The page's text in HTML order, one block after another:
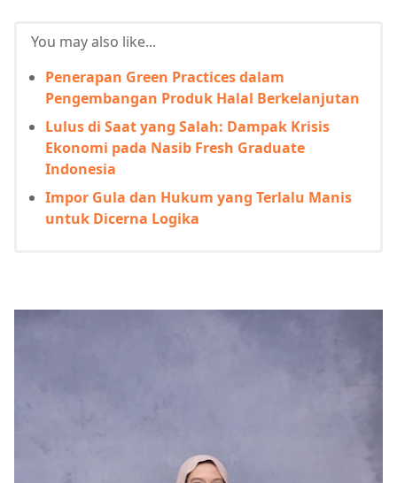
You may also like...
Penerapan Green Practices dalam
Pengembangan Produk Halal Berkelanjutan
Lulus di Saat yang Salah: Dampak Krisis
Ekonomi pada Nasib Fresh Graduate
Indonesia
Impor Gula dan Hukum yang Terlalu Manis
untuk Dicerna Logika